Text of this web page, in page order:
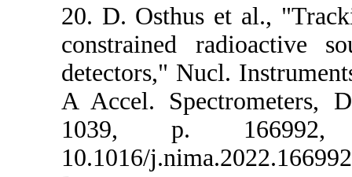
20. D. Osthus
constrained
detectors,"
A Accel.
1039, p.
10.1016/